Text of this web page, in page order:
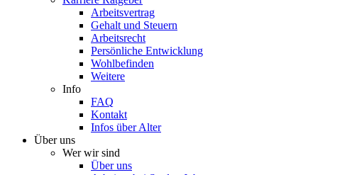
Arbeitsvertrag
Gehalt und Steuern
Arbeitsrecht
Persönliche Entwicklung
Wohlbefinden
Weitere
Info
FAQ
Kontakt
Infos über Alter
Über uns
Wer wir sind
Über uns